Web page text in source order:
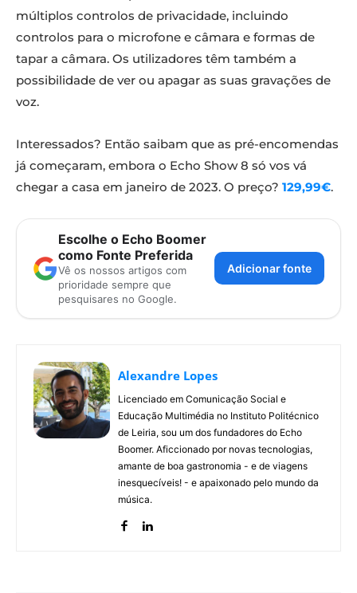
múltiplos controlos de privacidade, incluindo
controlos para o microfone e câmara e formas de
tapar a câmara. Os utilizadores têm também a
possibilidade de ver ou apagar as suas gravações de
voz.
Interessados? Então saibam que as pré-encomendas
já começaram, embora o Echo Show 8 só vos vá
chegar a casa em janeiro de 2023. O preço? 129,99€.
Escolhe o Echo Boomer
como Fonte Preferida
Vê os nossos artigos com
prioridade sempre que
pesquisares no Google.
Adicionar fonte
Alexandre Lopes
Licenciado em Comunicação Social e
Educação Multimédia no Instituto Politécnico
de Leiria, sou um dos fundadores do Echo
Boomer. Aficcionado por novas tecnologias,
amante de boa gastronomia - e de viagens
inesquecíveis! - e apaixonado pelo mundo da
música.